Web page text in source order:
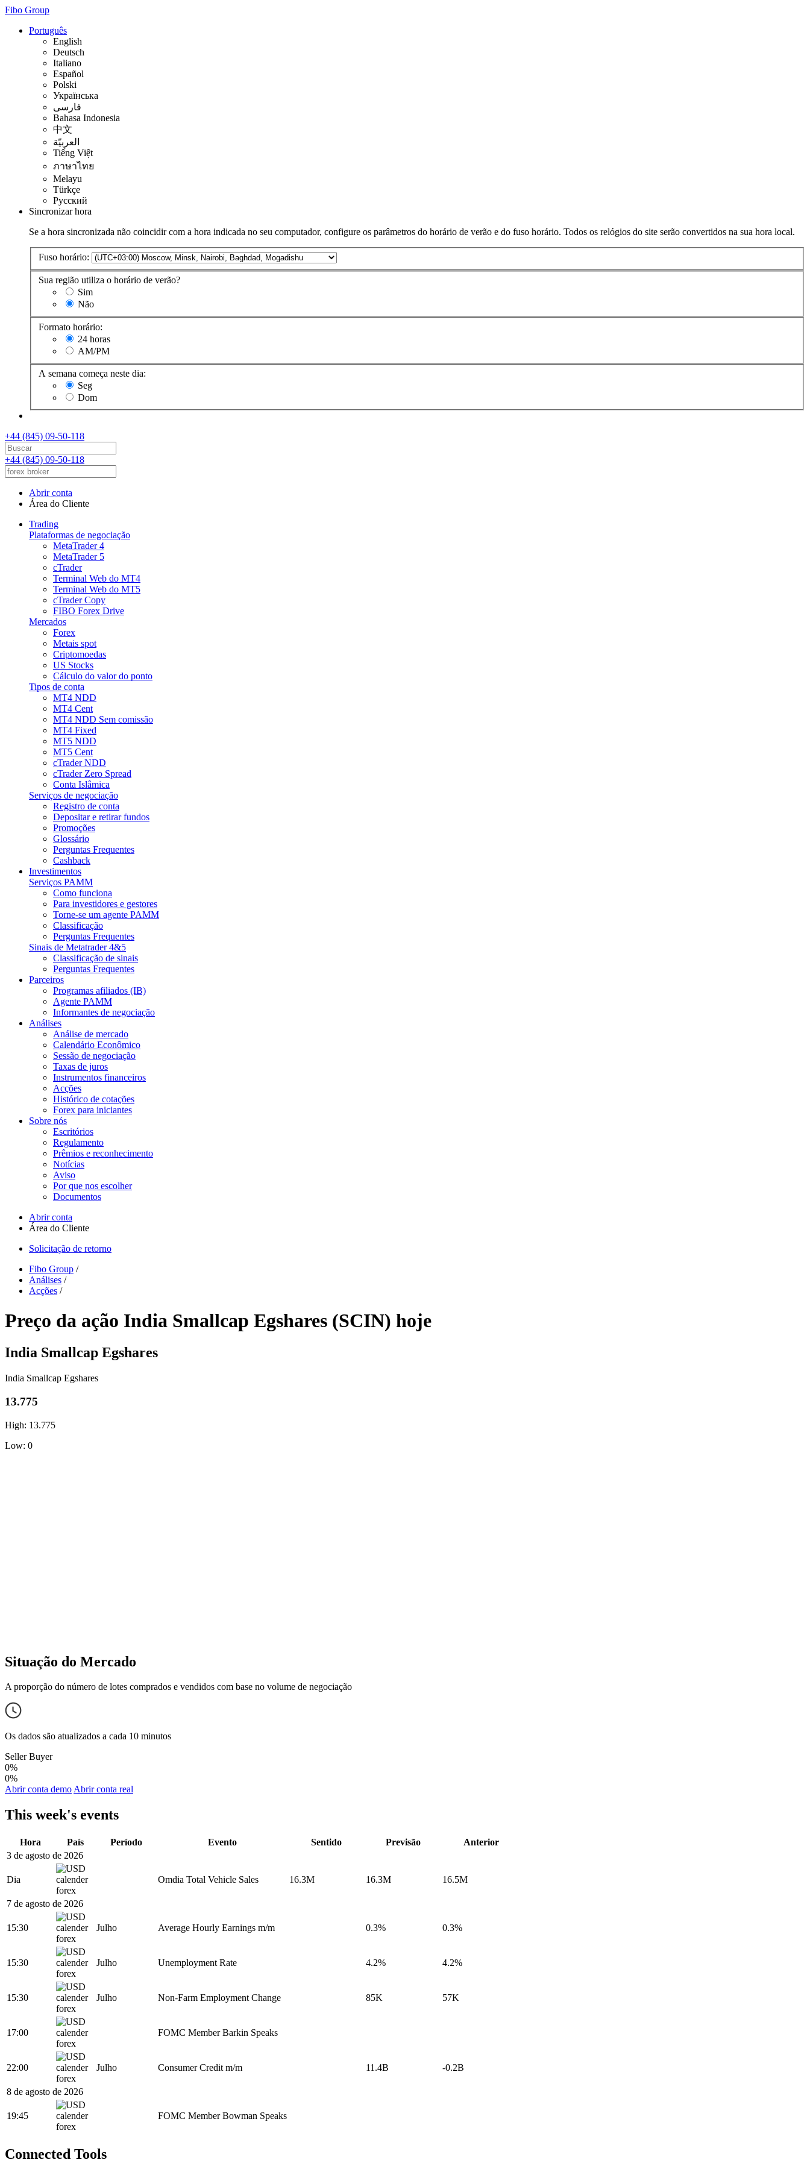
Fibo Group
Português
English
Deutsch
Italiano
Español
Polski
Українська
فارسی
Bahasa Indonesia
中文
العربيّة
Tiếng Việt
ภาษาไทย
Melayu
Türkçe
Русский
Sincronizar hora
Se a hora sincronizada não coincidir com a hora indicada no seu computador, configure os parâmetros do horário de verão e do fuso horário. Todos os relógios do site serão convertidos na sua hora local.
Fuso horário:
Sua região utiliza o horário de verão?
Sim
Não
Formato horário:
24 horas
AM/PM
A semana começa neste dia:
Seg
Dom
+44 (845) 09-50-118
+44 (845) 09-50-118
Abrir conta
Área do Cliente
Trading
Plataformas de negociação
MetaTrader 4
MetaTrader 5
cTrader
Terminal Web do MT4
Terminal Web do MT5
cTrader Copy
FIBO Forex Drive
Mercados
Forex
Metais spot
Criptomoedas
US Stocks
Cálculo do valor do ponto
Tipos de conta
MT4 NDD
MT4 Cent
MT4 NDD Sem comissão
MT4 Fixed
MT5 NDD
MT5 Cent
cTrader NDD
cTrader Zero Spread
Conta Islâmica
Serviços de negociação
Registro de conta
Depositar e retirar fundos
Promoções
Glossário
Perguntas Frequentes
Cashback
Investimentos
Serviços PAMM
Como funciona
Para investidores e gestores
Torne-se um agente PAMM
Classificação
Perguntas Frequentes
Sinais de Metatrader 4&5
Classificação de sinais
Perguntas Frequentes
Parceiros
Programas afiliados (IB)
Agente PAMM
Informantes de negociação
Análises
Análise de mercado
Calendário Econômico
Sessão de negociação
Taxas de juros
Instrumentos financeiros
Acções
Histórico de cotações
Forex para iniciantes
Sobre nós
Escritórios
Regulamento
Prêmios e reconhecimento
Notícias
Aviso
Por que nos escolher
Documentos
Abrir conta
Área do Cliente
Solicitação de retorno
Fibo Group /
Análises /
Acções /
Preço da ação India Smallcap Egshares (SCIN) hoje
India Smallcap Egshares
India Smallcap Egshares
13.775
High: 13.775
Low: 0
Situação do Mercado
A proporção do número de lotes comprados e vendidos com base no volume de negociação
Os dados são atualizados a cada 10 minutos
Seller Buyer
0%
0%
Abrir conta demoAbrir conta real
This week's events
Hora País Período Evento Sentido Previsão
Anterior
3 de agosto de 2026
Dia Omdia Total Vehicle Sales 16.3M 16.3M 16.5M
7 de agosto de 2026
15:30 Julho Average Hourly Earnings m/m 0.3% 0.3%
15:30 Julho Unemployment Rate 4.2% 4.2%
15:30 Julho Non-Farm Employment Change 85K 57K
17:00 FOMC Member Barkin Speaks
22:00 Julho Consumer Credit m/m 11.4B -0.2B
8 de agosto de 2026
19:45 FOMC Member Bowman Speaks
Connected Tools